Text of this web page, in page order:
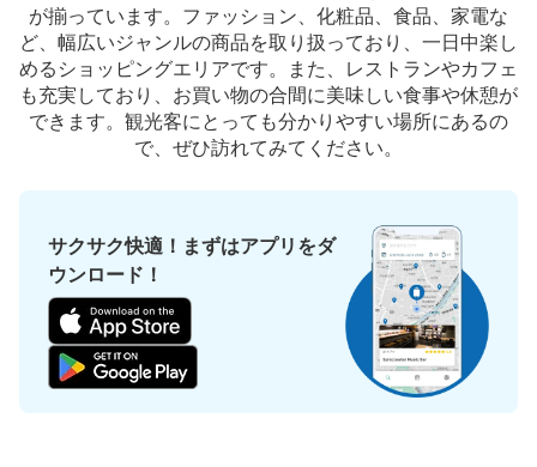
保管できる荷物数
中:3 / ¥500 小:11 / ¥400
支払い方法
新宿西口駅 改札外コインロッカー
大江戸線新宿西口駅から徒歩1分
本日の営業時間:05:00
が揃っています。ファッション、化粧品、食品、家電な
ど、幅広いジャンルの商品を取り扱っており、一日中楽し
めるショッピングエリアです。また、レストランやカフェ
も充実しており、お買い物の合間に美味しい食事や休憩が
できます。観光客にとっても分かりやすい場所にあるの
で、ぜひ訪れてみてください。
サクサク快適！まずはアプリをダ
ウンロード！